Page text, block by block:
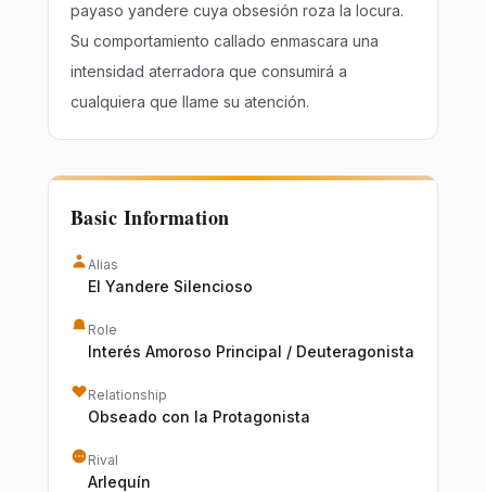
payaso yandere cuya obsesión roza la locura.
Su comportamiento callado enmascara una
intensidad aterradora que consumirá a
cualquiera que llame su atención.
Basic Information
Alias
El Yandere Silencioso
Role
Interés Amoroso Principal / Deuteragonista
Relationship
Obseado con la Protagonista
Rival
Arlequín